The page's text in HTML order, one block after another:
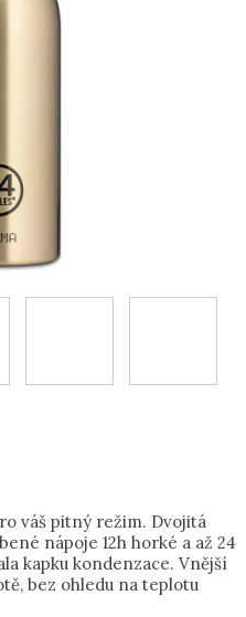
váš pitný režim. Dvojitá
nápoje 12h horké a až 24
kapku kondenzace. Vnější
bez ohledu na teplotu